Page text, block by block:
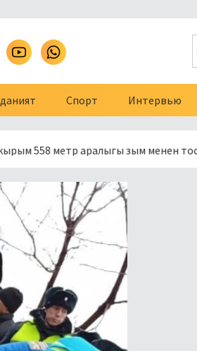
Спорт Интервью
аралыгы зым менен тосулду